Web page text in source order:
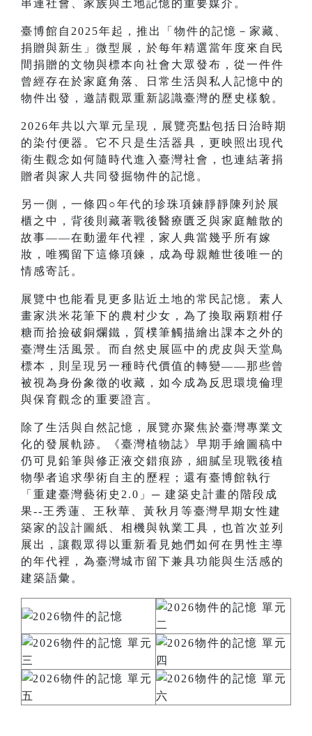
串連社會、家族與土地記憶的重要媒介。
臺博館自2025年起，推出「物件的記憶－家藏、
捐贈與新生」微型展，於每年精選當年度來自民
間捐贈的文物與標本向社會大眾發布，從一件件
曾經存在於家庭角落、日常生活與私人記憶中的
物件出發，邀請觀眾重新認識臺灣的歷史樣貌。
2026年共以六單元呈現，展覽亮點包括日治時期
的染付便器。它不只是生活器具，更映照出現代
衛生觀念如何隨時代進入臺灣社會，也連結著捐
贈者與家人共同發掘物件的記憶。
另一側，一條四○年代的珍珠項鍊靜靜陳列於展
櫃之中，背後則藏著戰後醫療匱乏與家庭離散的
故事——在動盪年代裡，家人典當幾乎所有嫁
妝，唯獨留下這條項鍊，成為母親離世後唯一的
情感寄託。
展覽中也能看見更多貼近土地的常民記憶。素人
畫家洪米花筆下的農村少女，為了換取兩顆柑仔
糖而拾撿破銅爛鐵，質樸筆觸描繪出課本之外的
臺灣生活風景。而自然史展區中的虎皮與天堂鳥
標本，則呈現另一種時代價值的轉變——那些曾
被視為身份象徵的收藏，如今成為反思環境倫理
與保育觀念的重要證言。
除了生活與自然記憶，展覽亦聚焦於臺灣專業文
化的發展軌跡。《臺灣植物誌》早期手繪圖稿中
仍可見鉛筆與修正液交錯痕跡，細膩呈現戰後植
物學者追求學術自主的歷程；還有臺博館執行
「重建臺灣藝術史2.0」─ 建築史計畫的階段成
果--王秀蓮、王秋華、黃秋月等臺灣早期女性建
築家的設計圖紙、相機與執業工具，也首次並列
展出，讓觀眾得以重新看見她們如何在男性主導
的年代裡，為臺灣城市留下兼具功能與生活感的
建築語彙。